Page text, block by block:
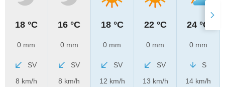
18 °C
0 mm
SV
8 km/h
16 °C
0 mm
SV
8 km/h
18 °C
0 mm
SV
12 km/h
22 °C
0 mm
SV
13 km/h
24 °C
0 mm
S
14 km/h